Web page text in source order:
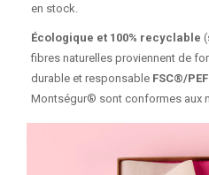
en stock.
Écologique et 100% recyclable
fibres naturelles proviennent de
durable et responsable FSC®/
Montségur® sont conformes aux